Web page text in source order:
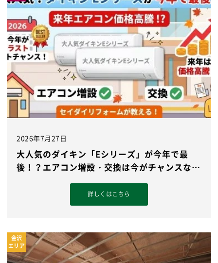
2026年7月27日
大人気のダイキン「Eシリーズ」が今年で最
後！？エアコン増設・交換は今がチャンスな理
詳しくはこちら
金沢
エリア